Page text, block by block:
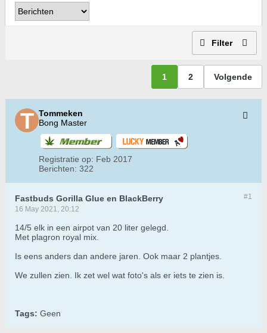
Filter
1 2 Volgende
Tommeken
Bong Master
Registratie op: Feb 2017
Berichten: 322
#1
Fastbuds Gorilla Glue en BlackBerry
16 May 2021, 20:12
14/5 elk in een airpot van 20 liter gelegd.
Met plagron royal mix.
Is eens anders dan andere jaren. Ook maar 2 plantjes.
We zullen zien. Ik zet wel wat foto's als er iets te zien is.
Tags: Geen